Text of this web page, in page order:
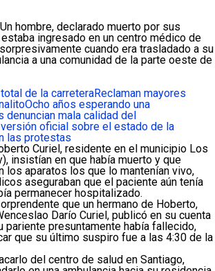
hombre, declarado muerto por sus
ingresado en un centro médico de
cuando era trasladado a su
a una comunidad de la parte oeste de
de la carreteraReclaman mayores
Ocho años esperando una
denuncian mala calidad del
versión oficial sobre el estado de la
las protestas
Curiel, residente en el municipio Los
insistían en que había muerto y que
los aparatos los que lo mantenían vivo,
aseguraban que el paciente aún tenía
permanecer hospitalizado.
que un hermano de Hoberto,
Darío Curiel, publicó en su cuenta
pariente presuntamente había fallecido,
que su último suspiro fue a las 4:30 de la
del centro de salud en Santiago,